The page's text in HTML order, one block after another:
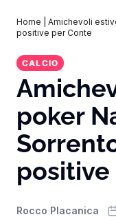
Home
Amichevoli
positive per Conte
CALCIO
poker
positive
Rocco Placanica